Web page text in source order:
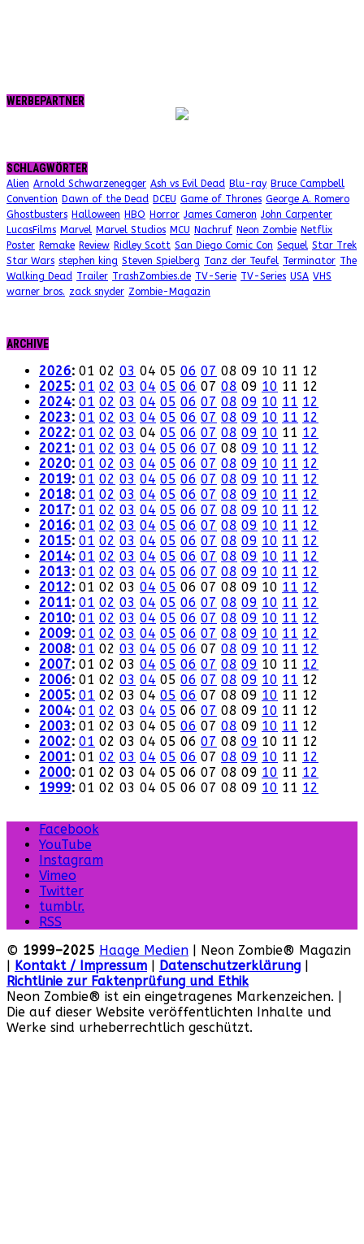
WERBEPARTNER
SCHLAGWÖRTER
Alien Arnold Schwarzenegger Ash vs Evil Dead Blu-ray Bruce Campbell
Convention Dawn of the Dead DCEU Game of Thrones George A. Romero
Ghostbusters Halloween HBO Horror James Cameron John Carpenter
LucasFilms Marvel Marvel Studios MCU Nachruf Neon Zombie Netflix
Poster Remake Review Ridley Scott San Diego Comic Con Sequel Star Trek
Star Wars stephen king Steven Spielberg Tanz der Teufel Terminator The
Walking Dead Trailer TrashZombies.de TV-Serie TV-Series USA VHS
warner bros. zack snyder Zombie-Magazin
ARCHIVE
2026: 01 02 03 04 05 06 07 08 09 10 11 12
2025: 01 02 03 04 05 06 07 08 09 10 11 12
2024: 01 02 03 04 05 06 07 08 09 10 11 12
2023: 01 02 03 04 05 06 07 08 09 10 11 12
2022: 01 02 03 04 05 06 07 08 09 10 11 12
2021: 01 02 03 04 05 06 07 08 09 10 11 12
2020: 01 02 03 04 05 06 07 08 09 10 11 12
2019: 01 02 03 04 05 06 07 08 09 10 11 12
2018: 01 02 03 04 05 06 07 08 09 10 11 12
2017: 01 02 03 04 05 06 07 08 09 10 11 12
2016: 01 02 03 04 05 06 07 08 09 10 11 12
2015: 01 02 03 04 05 06 07 08 09 10 11 12
2014: 01 02 03 04 05 06 07 08 09 10 11 12
2013: 01 02 03 04 05 06 07 08 09 10 11 12
2012: 01 02 03 04 05 06 07 08 09 10 11 12
2011: 01 02 03 04 05 06 07 08 09 10 11 12
2010: 01 02 03 04 05 06 07 08 09 10 11 12
2009: 01 02 03 04 05 06 07 08 09 10 11 12
2008: 01 02 03 04 05 06 07 08 09 10 11 12
2007: 01 02 03 04 05 06 07 08 09 10 11 12
2006: 01 02 03 04 05 06 07 08 09 10 11 12
2005: 01 02 03 04 05 06 07 08 09 10 11 12
2004: 01 02 03 04 05 06 07 08 09 10 11 12
2003: 01 02 03 04 05 06 07 08 09 10 11 12
2002: 01 02 03 04 05 06 07 08 09 10 11 12
2001: 01 02 03 04 05 06 07 08 09 10 11 12
2000: 01 02 03 04 05 06 07 08 09 10 11 12
1999: 01 02 03 04 05 06 07 08 09 10 11 12
Facebook
YouTube
Instagram
Vimeo
Twitter
tumblr.
RSS
© 1999–2025 Haage Medien | Neon Zombie® Magazin
| Kontakt / Impressum | Datenschutzerklärung |
Richtlinie zur Faktenprüfung und Ethik
Neon Zombie® ist ein eingetragenes Markenzeichen. |
Die auf dieser Website veröffentlichten Inhalte und
Werke sind urheberrechtlich geschützt.